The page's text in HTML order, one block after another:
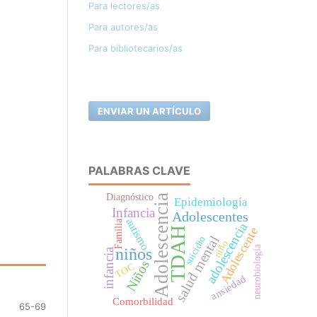
65-69
Para lectores/as
Para autores/as
Para bibliotecarios/as
ENVIAR UN ARTÍCULO
PALABRAS CLAVE
TDAH
Adolescencia
niños
Adolescentes
salud mental
Infancia
adolescencia
Niños
infancia
Epidemiología
Adolescente
autismo
ansiedad
Comorbilidad
TOC
Familia
neurobiología
suicidio
Diagnóstico
niño